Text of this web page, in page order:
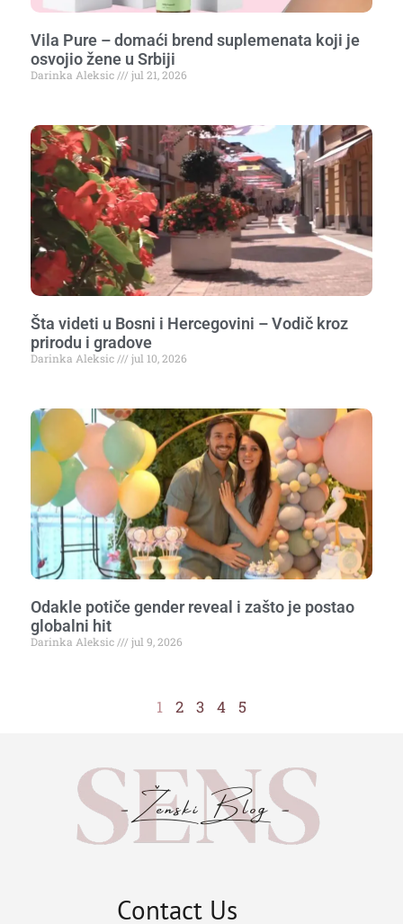
Vila Pure – domaći brend suplemenata koji je
osvojio žene u Srbiji
Darinka Aleksic jul 21, 2026
Šta videti u Bosni i Hercegovini – Vodič kroz
prirodu i gradove
Darinka Aleksic jul 10, 2026
Odakle potiče gender reveal i zašto je postao
globalni hit
Darinka Aleksic jul 9, 2026
1 2 3 4 5
Contact Us